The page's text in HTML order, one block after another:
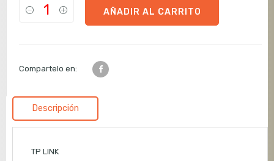
AÑADIR AL CARRITO
Compartelo en:
Descripción
TP LINK